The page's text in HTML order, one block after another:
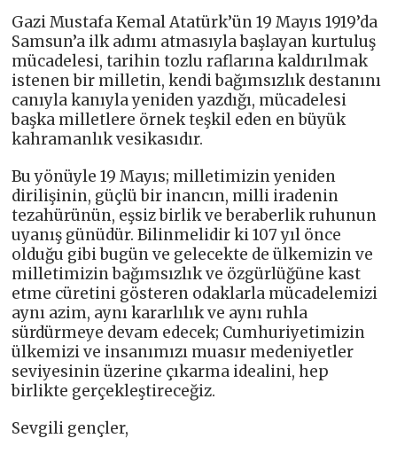
Gazi Mustafa Kemal Atatürk’ün 19 Mayıs 1919’da
Samsun’a ilk adımı atmasıyla başlayan kurtuluş
mücadelesi, tarihin tozlu raflarına kaldırılmak
istenen bir milletin, kendi bağımsızlık destanını
canıyla kanıyla yeniden yazdığı, mücadelesi
başka milletlere örnek teşkil eden en büyük
kahramanlık vesikasıdır.
Bu yönüyle 19 Mayıs; milletimizin yeniden
dirilişinin, güçlü bir inancın, milli iradenin
tezahürünün, eşsiz birlik ve beraberlik ruhunun
uyanış günüdür. Bilinmelidir ki 107 yıl önce
olduğu gibi bugün ve gelecekte de ülkemizin ve
milletimizin bağımsızlık ve özgürlüğüne kast
etme cüretini gösteren odaklarla mücadelemizi
aynı azim, aynı kararlılık ve aynı ruhla
sürdürmeye devam edecek; Cumhuriyetimizin
ülkemizi ve insanımızı muasır medeniyetler
seviyesinin üzerine çıkarma idealini, hep
birlikte gerçekleştireceğiz.
Sevgili gençler,